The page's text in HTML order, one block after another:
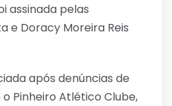
assinada pelas
e Doracy Moreira Reis
após denúncias de
Pinheiro Atlético Clube,